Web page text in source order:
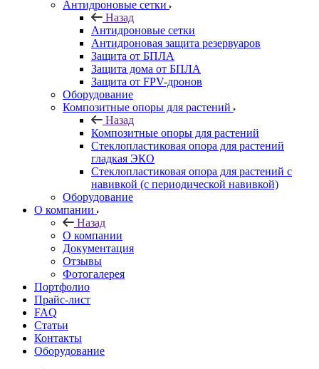
Антидроновые сетки
Назад
Антидроновые сетки
Антидроновая защита резервуаров
Защита от БПЛА
Защита дома от БПЛА
Защита от FPV-дронов
Оборудование
Композитные опоры для растений
Назад
Композитные опоры для растений
Стеклопластиковая опора для растений
гладкая ЭКО
Стеклопластиковая опора для растений с
навивкой (с периодической навивкой)
Оборудование
О компании
Назад
О компании
Документация
Отзывы
Фотогалерея
Портфолио
Прайс-лист
FAQ
Статьи
Контакты
Оборудование